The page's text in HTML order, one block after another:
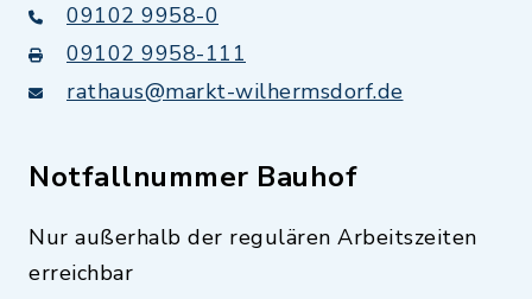
09102 9958-0
09102 9958-111
rathaus@markt-wilhermsdorf.de
Notfallnummer Bauhof
Nur außerhalb der regulären Arbeitszeiten
erreichbar